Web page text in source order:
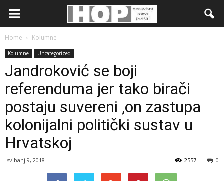
Home Kolumne
Kolumne Uncategorized
Jandroković se boji
referenduma jer tako birači
postaju suvereni ,on zastupa
kolonijalni politički sustav u
Hrvatskoj
svibanj 9, 2018 0
2557